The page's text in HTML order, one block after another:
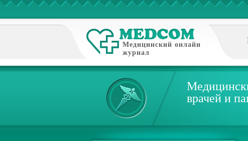
Медицинский онлайн
журнал
врачей и